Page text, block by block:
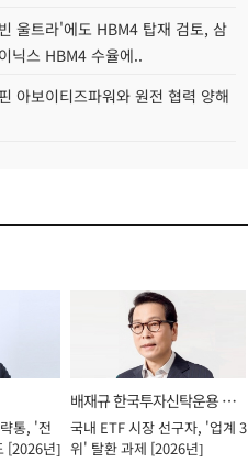
울트라'에도 HBM4 탑재 검토, 삼
닉스 HBM4 수율에..
아보이티즈파워와 원전 협력 양해
통, '전
[2026년]
배재규 한국투자신탁운용 대
표이사 사장
국내 ETF 시장 선구자, '업계 3
위' 탈환 과제 [2026년]